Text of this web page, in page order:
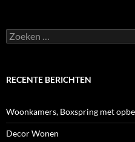
Zoeken
naar:
RECENTE BERICHTEN
Woonkamers, Boxspring met
Decor Wonen